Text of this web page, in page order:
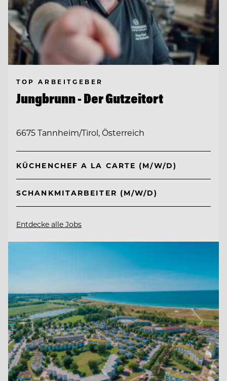
TOP ARBEITGEBER
Jungbrunn - Der Gutzeitort
6675 Tannheim/Tirol, Österreich
KÜCHENCHEF A LA CARTE (M/W/D)
SCHANKMITARBEITER (M/W/D)
Entdecke alle Jobs